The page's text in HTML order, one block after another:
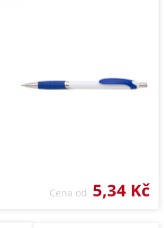
Cena od 5,34 Kč